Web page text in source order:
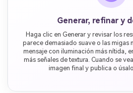
Generar, refinar y
Haga clic en Generar y revisar los
parece demasiado suave o las migas
mensaje con iluminación más nítida,
más señales de textura. Cuando se
imagen final y publica o